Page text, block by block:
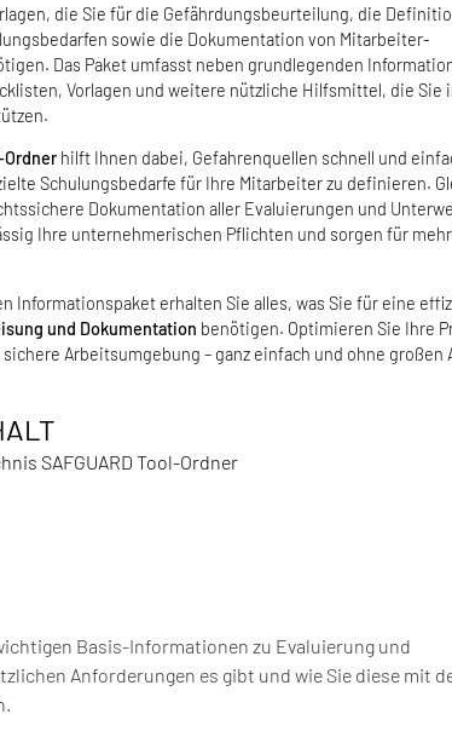
die Sie für die Gefährdungsbeurteilung, die
sowie die Dokumentation von Mitarbeiter-
Das Paket umfasst neben grundlegenden
Vorlagen und weitere nützliche Hilfsmittel, die Sie
Ordnerhilft Ihnen dabei, Gefahrenquellen schnell und
Schulungsbedarfe für Ihre Mitarbeiter zu definieren.
Dokumentation aller Evaluierungen und
Ihre unternehmerischen Pflichten und sorgen für
Informationspaket erhalten Sie alles, was Sie für eine
und Dokumentation benötigen. Optimieren Sie Ihre
Arbeitsumgebung – ganz einfach und ohne großen
SAFGUARD Tool-Ordner
Basis-Informationen zu Evaluierung und
Anforderungen es gibt und wie Sie diese mit